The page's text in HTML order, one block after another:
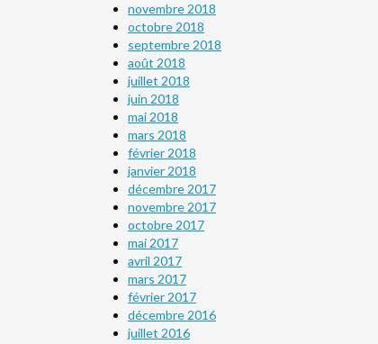
novembre 2018
octobre 2018
septembre 2018
août 2018
juillet 2018
juin 2018
mai 2018
mars 2018
février 2018
janvier 2018
décembre 2017
novembre 2017
octobre 2017
mai 2017
avril 2017
mars 2017
février 2017
décembre 2016
juillet 2016